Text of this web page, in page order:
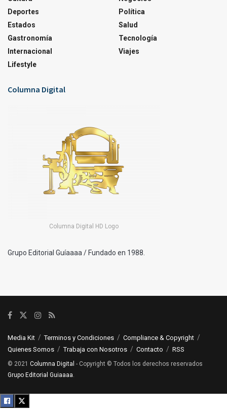
Deportes
Estados
Gastronomía
Internacional
Lifestyle
Política
Salud
Tecnología
Viajes
Columna Digital
Columna Digital HD Logo
Grupo Editorial Guíaaaa / Fundado en 1988.
Media Kit Terminos y Condiciones
Compliance & Copyright
Quienes Somos
Trabaja con Nosotros Contacto RSS
© 2021 Columna Digital - Copyright © Todos los derechos reservados
Grupo Editorial Guiaaaa